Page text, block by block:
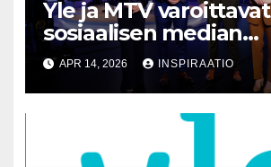
Yle ja MTV varoittavat
sosiaalisen median
huijauksista
APR 14, 2026 INSPIRAATIO